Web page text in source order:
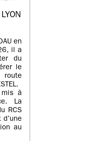
en
il a
du
le
route
à
La
RCS
d’une
au